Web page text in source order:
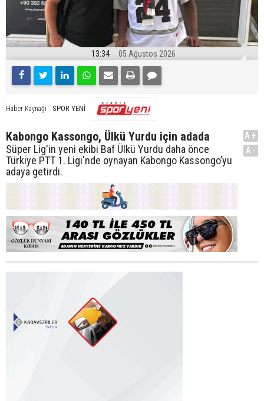
13:34 05 Ağustos 2026
Haber Kaynağı SPOR YENİ
Kabongo Kassongo, Ülkü Yurdu için adada
Süper Lig'in yeni ekibi Baf Ülkü Yurdu daha önce
Türkiye PTT 1. Ligi'nde oynayan Kabongo Kassongo’yu
adaya getirdi.
A+
A-